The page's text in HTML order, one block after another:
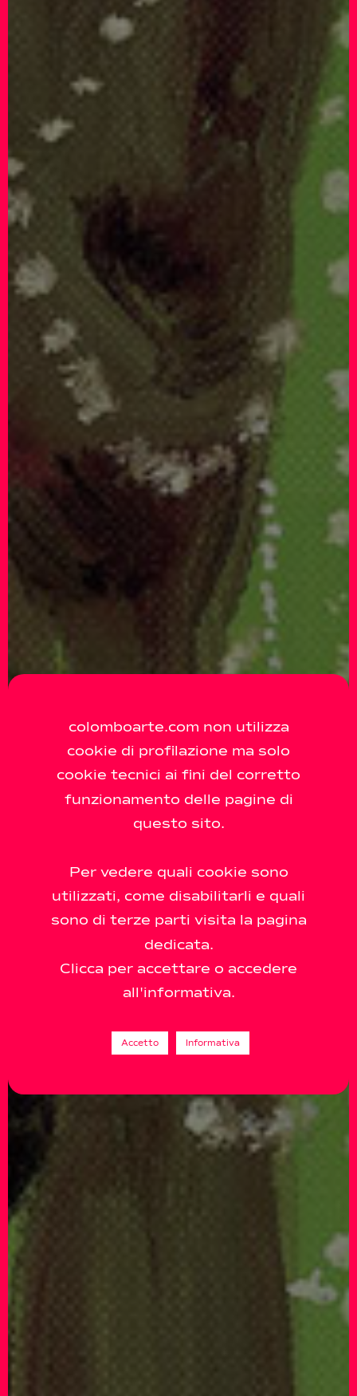
colomboarte.com non utilizza
cookie di profilazione ma solo
cookie tecnici ai fini del corretto
funzionamento delle pagine di
questo sito.
Per vedere quali cookie sono
utilizzati, come disabilitarli e quali
sono di terze parti visita la pagina
dedicata.
Clicca per accettare o accedere
all'informativa.
Accetto Informativa